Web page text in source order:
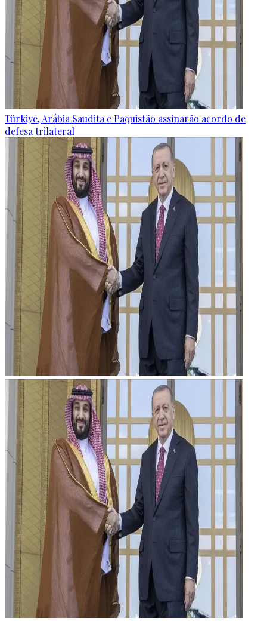
Türkiye, Arábia Saudita e Paquistão assinarão acordo de
defesa trilateral